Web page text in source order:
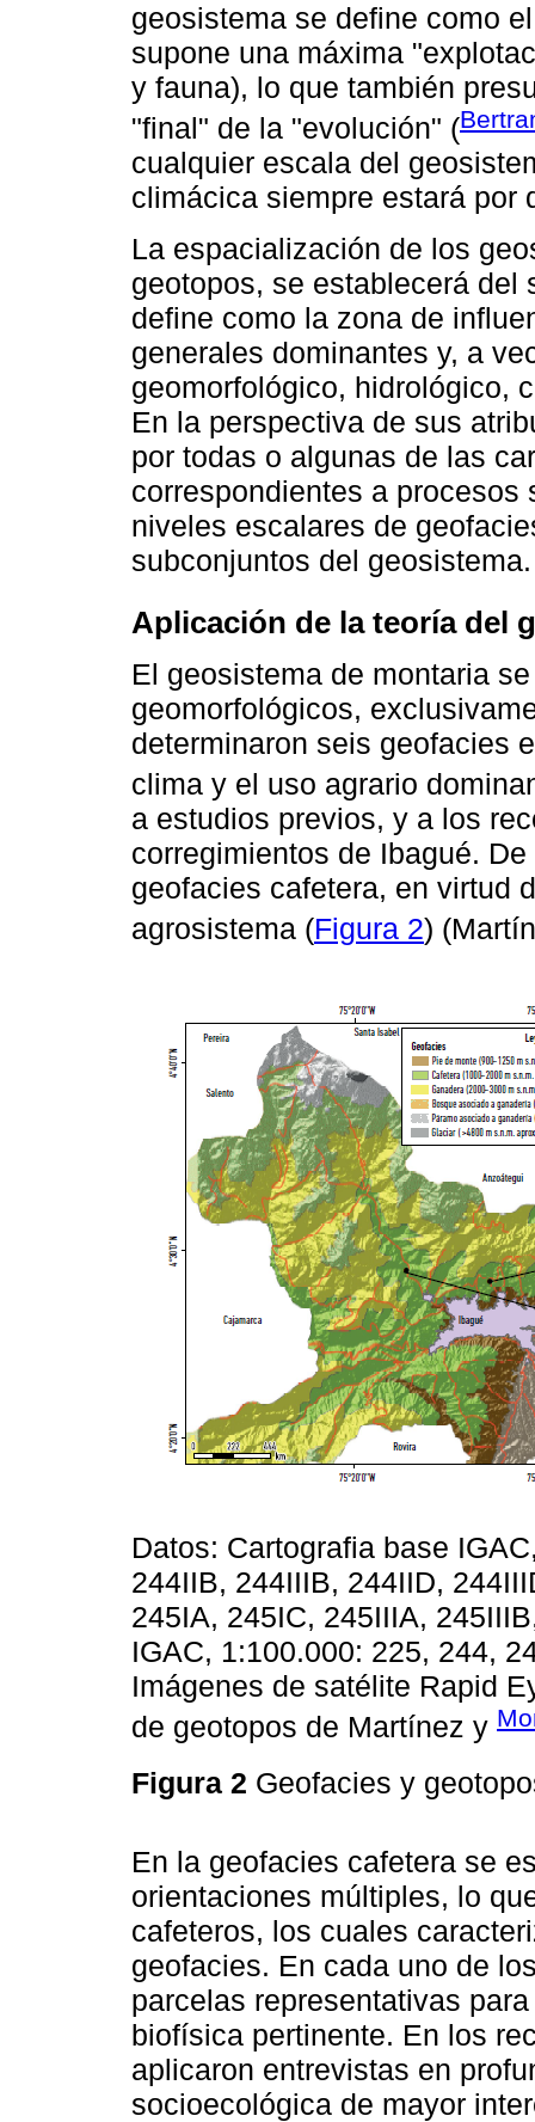
geosistema se define como
supone una máxima
y fauna), lo que también
"final" de la "evolución" (
cualquier escala del
climácica siempre estará por
La espacialización de los
geotopos, se establecerá del
define como la zona de
generales dominantes y, a
geomorfológico, hidrológico,
En la perspectiva de sus
por todas o algunas de las
correspondientes a
niveles escalares de
subconjuntos del geosistema.
Aplicación de la teoría del
El geosistema de montaria
geomorfológicos,
determinaron seis geofacies
clima y el uso agrario
a estudios previos, y a los
corregimientos de Ibagué.
geofacies cafetera, en virtud
agrosistema (Figura 2)
Datos: Cartografia base
244IIB, 244IIIB, 244IID,
245IA, 245IC, 245IIIA,
IGAC, 1:100.000: 225, 244,
Imágenes de satélite Rapid
de geotopos de Martínez y
Figura 2 Geofacies y
En la geofacies cafetera se
orientaciones múltiples, lo
cafeteros, los cuales
geofacies. En cada uno de
parcelas representativas
biofísica pertinente. En los
aplicaron entrevistas en
socioecológica de mayor